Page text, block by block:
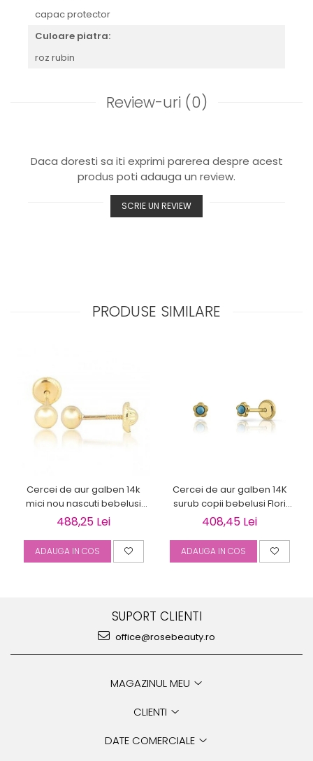
capac protector
Culoare piatra:
roz rubin
Review-uri (0)
Daca doresti sa iti exprimi parerea despre acest
produs poti adauga un review.
SCRIE UN REVIEW
PRODUSE SIMILARE
Cercei de aur galben 14k
mici nou nascuti bebelusi
Bilute 4mm
488,25 Lei
ADAUGA IN COS
Cercei de aur galben 14K
surub copii bebelusi Flori
bleu
408,45 Lei
ADAUGA IN COS
SUPORT CLIENTI
office@rosebeauty.ro
MAGAZINUL MEU
CLIENTI
DATE COMERCIALE